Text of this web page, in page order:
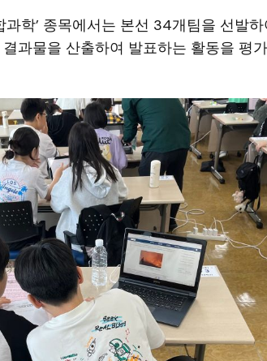
학’ 종목에서는 본선 34개팀을 선발
과물을 산출하여 발표하는 활동을 평